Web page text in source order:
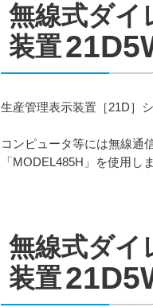
無線式ダ
装置
生産管理表示装置［21D］
コンピュータ等には無線通
「MODEL485H」を使用
無線式ダ
装置